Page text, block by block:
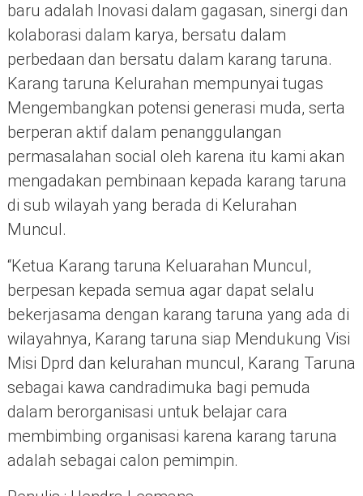
baru adalah Inovasi dalam gagasan, sinergi dan
kolaborasi dalam karya, bersatu dalam
perbedaan dan bersatu dalam karang taruna.
Karang taruna Kelurahan mempunyai tugas
Mengembangkan potensi generasi muda, serta
berperan aktif dalam penanggulangan
permasalahan social oleh karena itu kami akan
mengadakan pembinaan kepada karang taruna
di sub wilayah yang berada di Kelurahan
Muncul.
“Ketua Karang taruna Keluarahan Muncul,
berpesan kepada semua agar dapat selalu
bekerjasama dengan karang taruna yang ada di
wilayahnya, Karang taruna siap Mendukung Visi
Misi Dprd dan kelurahan muncul, Karang Taruna
sebagai kawa candradimuka bagi pemuda
dalam berorganisasi untuk belajar cara
membimbing organisasi karena karang taruna
adalah sebagai calon pemimpin.